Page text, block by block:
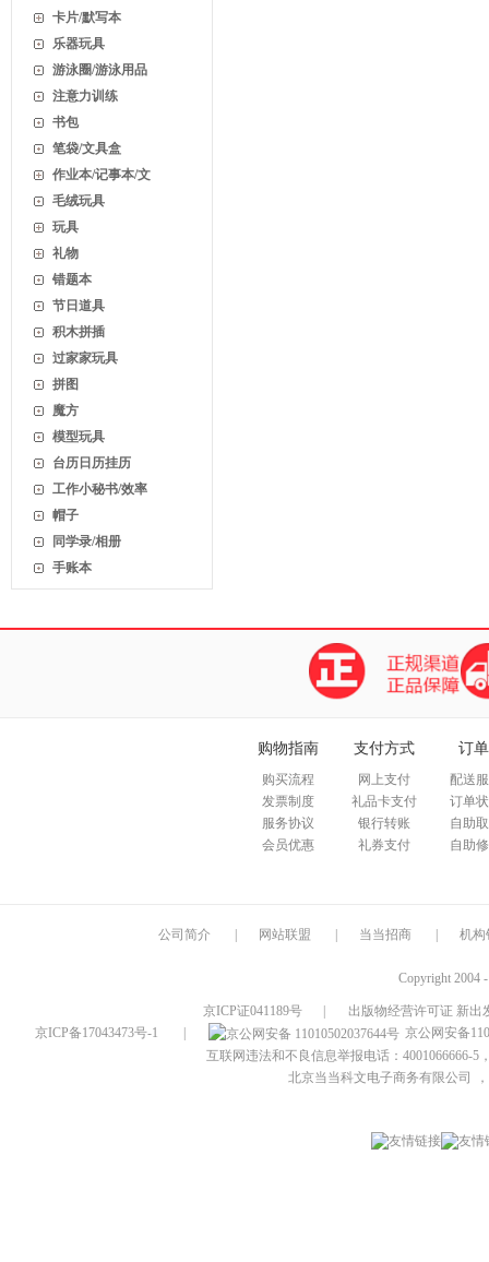
卡片/默写本
乐器玩具
游泳圈/游泳用品
注意力训练
书包
笔袋/文具盒
作业本/记事本/文
毛绒玩具
玩具
礼物
错题本
节日道具
积木拼插
过家家玩具
拼图
魔方
模型玩具
台历日历挂历
工作小秘书/效率
帽子
同学录/相册
手账本
购物指南
购买流程
发票制度
服务协议
会员优惠
支付方式
网上支付
礼品卡支付
银行转账
礼券支付
订
配送
订单
自助
自助
公司简介 网站联盟 当当招商 机构
Copyright 2004
京ICP证041189号
出版物经营许可证 新出
京ICP备17043473号-1
京公网安备
互联网违法和不良信息举报电话：4001066666-5
北京当当科文电子商务有限公司